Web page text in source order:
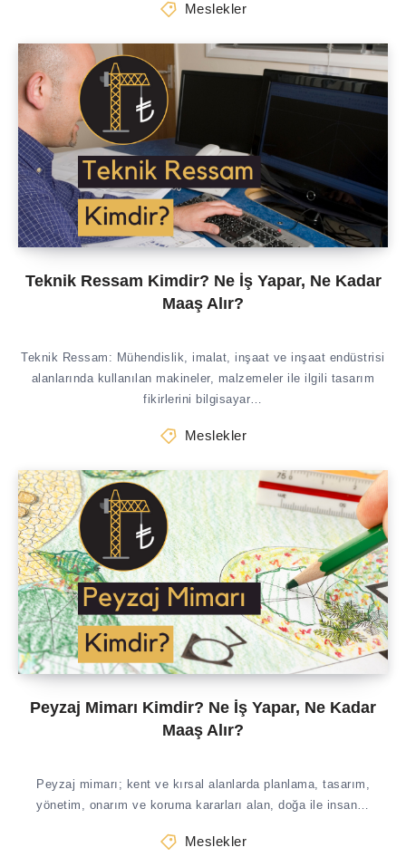
Meslekler
Teknik Ressam Kimdir? Ne İş Yapar, Ne Kadar
Maaş Alır?
Teknik Ressam: Mühendislik, imalat, inşaat ve inşaat endüstrisi
alanlarında kullanılan makineler, malzemeler ile ilgili tasarım
fikirlerini bilgisayar…
Meslekler
Peyzaj Mimarı Kimdir? Ne İş Yapar, Ne Kadar
Maaş Alır?
Peyzaj mimarı; kent ve kırsal alanlarda planlama, tasarım,
yönetim, onarım ve koruma kararları alan, doğa ile insan…
Meslekler